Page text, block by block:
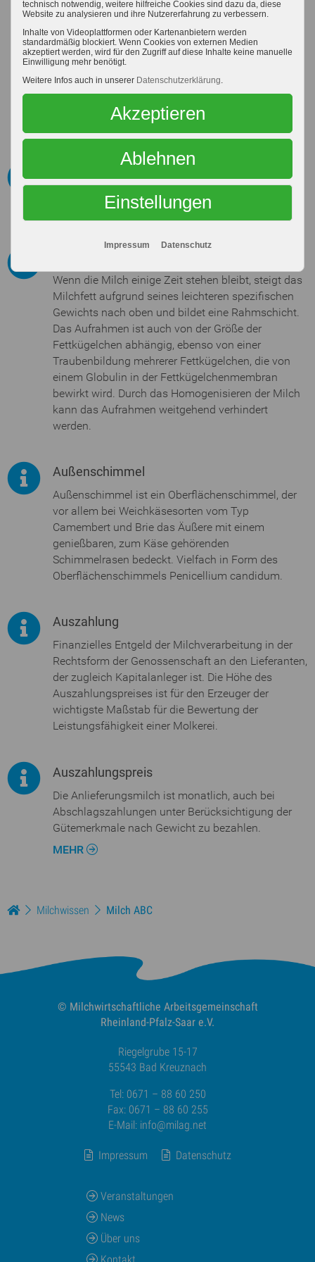
Appenzeller wird in der Vollfettstufe und in der
Viertelfettstufe hergestellt. Es ist ein Rundkäse mit
6 – 8 kg Gewicht, fester Rinde und gelblich,
graubraunem Belag. Der Teig ist leicht gelblich,
speckig und er hat eine regelmäßige Lochung von
Maiskorngrößen. Vom Geschmack ist er je nach
Reifegrad mild (weniger lang gereift) als auch als
„rezent“(stärker gereift) im Handel erhältlich.
Starterkultur, die vorwiegend aromabildende
Milchsäurebakterien enthält.
Wenn die Milch einige Zeit stehen bleibt, steigt das
Milchfett aufgrund seines leichteren spezifischen
Gewichts nach oben und bildet eine Rahmschicht.
Das Aufrahmen ist auch von der Größe der
Fettkügelchen abhängig, ebenso von einer
Traubenbildung mehrerer Fettkügelchen, die von
einem Globulin in der Fettkügelchenmembran
bewirkt wird. Durch das Homogenisieren der Milch
kann das Aufrahmen weitgehend verhindert
werden.
Außenschimmel
Außenschimmel ist ein Oberflächenschimmel, der
vor allem bei Weichkäsesorten vom Typ
Camembert und Brie das Äußere mit einem
genießbaren, zum Käse gehörenden
Schimmelrasen bedeckt. Vielfach in Form des
Oberflächenschimmels Penicellium candidum.
Auszahlung
Finanzielles Entgeld der Milchverarbeitung in der
Rechtsform der Genossenschaft an den Lieferanten,
der zugleich Kapitalanleger ist. Die Höhe des
Auszahlungspreises ist für den Erzeuger der
wichtigste Maßstab für die Bewertung der
Leistungsfähigkeit einer Molkerei.
Auszahlungspreis
Die Anlieferungsmilch ist monatlich, auch bei
Abschlagszahlungen unter Berücksichtigung der
Gütemerkmale nach Gewicht zu bezahlen.
MEHR
Milchwissen Milch ABC
© Milchwirtschaftliche Arbeitsgemeinschaft
Rheinland-Pfalz-Saar e.V.
Riegelgrube 15-17
55543 Bad Kreuznach
Tel: 0671 – 88 60 250
Fax: 0671 – 88 60 255
E-Mail: info@milag.net
Impressum Datenschutz
Veranstaltungen
News
Über uns
technisch notwendig, weitere hilfreiche Cookies sind dazu da, diese
Website zu analysieren und ihre Nutzererfahrung zu verbessern.
Inhalte von Videoplattformen oder Kartenanbietern werden
standardmäßig blockiert. Wenn Cookies von externen Medien
akzeptiert werden, wird für den Zugriff auf diese Inhalte keine manuelle
Einwilligung mehr benötigt.
Weitere Infos auch in unserer Datenschutzerklärung.
Impressum Datenschutz
Einstellungen
Ablehnen
Akzeptieren